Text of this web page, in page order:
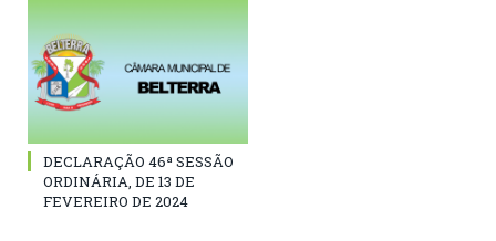
DECLARAÇÃO 46ª SESSÃO
ORDINÁRIA, DE 13 DE
FEVEREIRO DE 2024